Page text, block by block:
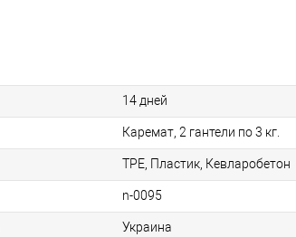
14 дней
Каремат, 2 гантели по 3 кг.
TPE, Пластик, Кевларобетон
n-0095
Украина